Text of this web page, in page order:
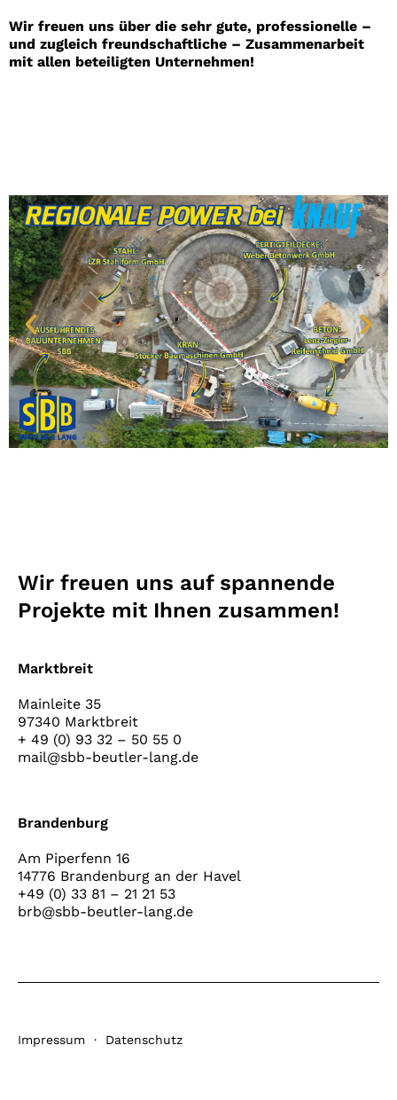
Wir freuen uns über die sehr gute, professionelle –
und zugleich freundschaftliche – Zusammenarbeit
mit allen beteiligten Unternehmen!
Wir freuen uns auf spannende
Projekte mit Ihnen zusammen!
Marktbreit
Mainleite 35
97340 Marktbreit
+ 49 (0) 93 32 – 50 55 0
mail@sbb-beutler-lang.de
Brandenburg
Am Piperfenn 16
14776 Brandenburg an der Havel
+49 (0) 33 81 – 21 21 53
brb@sbb-beutler-lang.de
Impressum · Datenschutz